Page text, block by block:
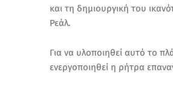
και τη δημιουργική του
Ρεάλ.
Για να υλοποιηθεί αυτό το
ενεργοποιηθεί η ρήτρα